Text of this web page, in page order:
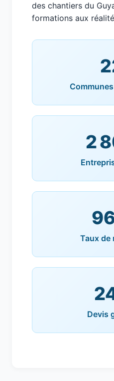
des chantiers du
formations aux
2
Taux de
Devis